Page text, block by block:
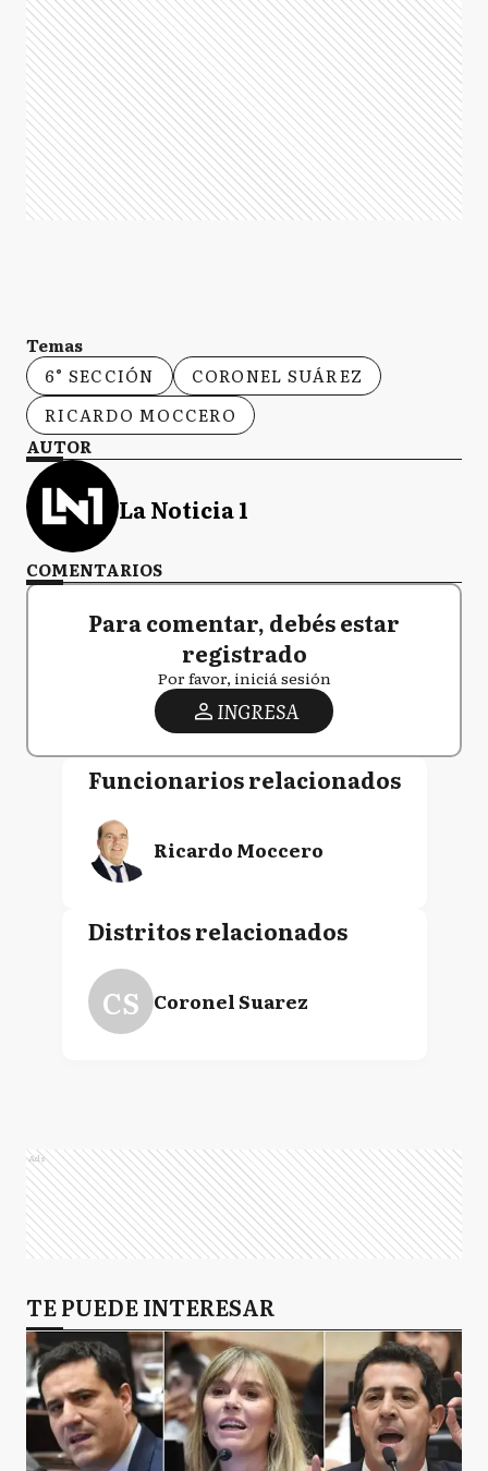
Temas
6° SECCIÓN
CORONEL SUÁREZ
RICARDO MOCCERO
AUTOR
La Noticia 1
COMENTARIOS
Para comentar, debés estar
registrado
Por favor, iniciá sesión
INGRESA
Funcionarios relacionados
Ricardo Moccero
Distritos relacionados
CS Coronel Suarez
Ads
TE PUEDE INTERESAR